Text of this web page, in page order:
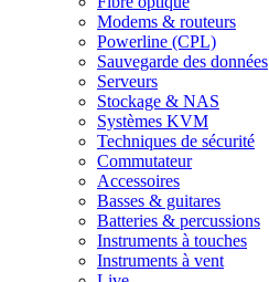
Modems & routeurs
Powerline (CPL)
Sauvegarde des données
Serveurs
Stockage & NAS
Systèmes KVM
Techniques de sécurité
Commutateur
Accessoires
Basses & guitares
Batteries & percussions
Instruments à touches
Instruments à vent